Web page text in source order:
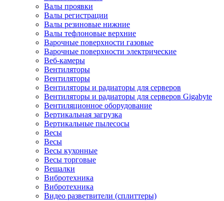
Валы проявки
Валы регистрации
Валы резиновые нижние
Валы тефлоновые верхние
Варочные поверхности газовые
Варочные поверхности электрические
Веб-камеры
Вентиляторы
Вентиляторы
Вентиляторы и радиаторы для серверов
Вентиляторы и радиаторы для серверов Gigabyte
Вентиляционное оборудование
Вертикальная загрузка
Вертикальные пылесосы
Весы
Весы
Весы кухонные
Весы торговые
Вешалки
Вибротехника
Вибротехника
Видео разветвители (сплиттеры)